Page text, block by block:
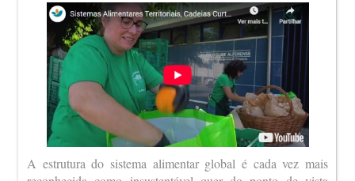
A estrutura do sistema alimentar global é cada vez mais